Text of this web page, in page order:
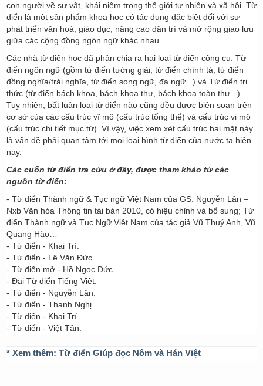
con người về sự vật, khái niệm trong thế giới tự nhiên và xã hội. Từ
điển là một sản phẩm khoa học có tác dụng đặc biệt đối với sự
phát triển văn hoá, giáo dục, nâng cao dân trí và mở rộng giao lưu
giữa các cộng đồng ngôn ngữ khác nhau.
Các nhà từ điển học đã phân chia ra hai loại từ điển công cụ: Từ
điển ngôn ngữ (gồm từ điển tường giải, từ điển chính tả, từ điển
đồng nghĩa/trái nghĩa, từ điển song ngữ, đa ngữ...) và Từ điển tri
thức (từ điển bách khoa, bách khoa thư, bách khoa toàn thư...).
Tuy nhiên, bất luận loại từ điển nào cũng đều được biên soạn trên
cơ sở của các cấu trúc vĩ mô (cấu trúc tổng thể) và cấu trúc vi mô
(cấu trúc chi tiết mục từ). Vì vậy, việc xem xét cấu trúc hai mặt này
là vấn đề phải quan tâm tới mọi loại hình từ điển của nước ta hiện
nay.
Các cuốn từ điển tra cứu ở đây, được tham khảo từ các
nguồn từ điển:
- Từ điển Thành ngữ & Tục ngữ Việt Nam của GS. Nguyễn Lân –
Nxb Văn hóa Thông tin tái bản 2010, có hiệu chỉnh và bổ sung; Từ
điển Thành ngữ và Tục Ngữ Việt Nam của tác giả Vũ Thuý Anh, Vũ
Quang Hào…
- Từ điển - Khai Trí.
- Từ điển - Lê Văn Đức.
- Từ điển mở - Hồ Ngọc Đức.
- Đại Từ điển Tiếng Việt.
- Từ điển - Nguyễn Lân.
- Từ điển - Thanh Nghị.
- Từ điển - Khai Trí.
- Từ điển - Việt Tân.
* Xem thêm: Từ điển Giúp đọc Nôm và Hán Việt